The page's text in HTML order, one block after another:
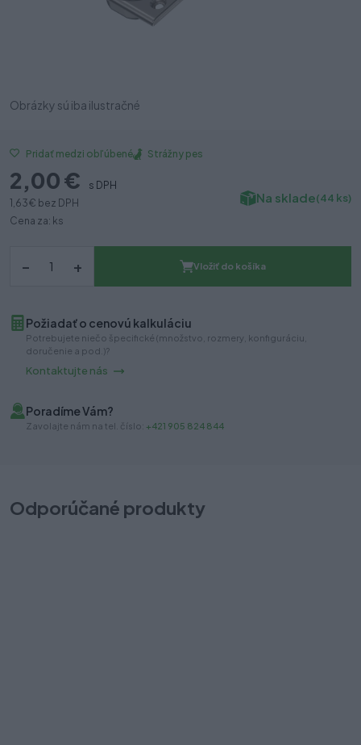
Obrázky sú iba ilustračné
Pridať medzi obľúbené Strážny pes
2,00 €
s DPH
1,63 € bez DPH
Cena za: ks
Na sklade(44 ks)
– + Vložiť do košíka
Požiadať o cenovú kalkuláciu
Potrebujete niečo špecifické (množstvo, rozmery, konfiguráciu,
doručenie a pod.)?
Kontaktujte nás
Poradíme Vám?
Zavolajte nám na tel. číslo: +421 905 824 844
Odporúčané produkty